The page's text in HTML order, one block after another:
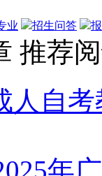
业 招生问答
推荐
人自